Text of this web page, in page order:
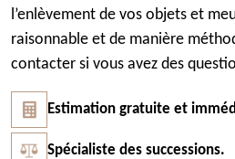
l’enlèvement de vos objets et
raisonnable et de manière
contacter si vous avez des
Estimation gratuite et
Spécialiste des successions.